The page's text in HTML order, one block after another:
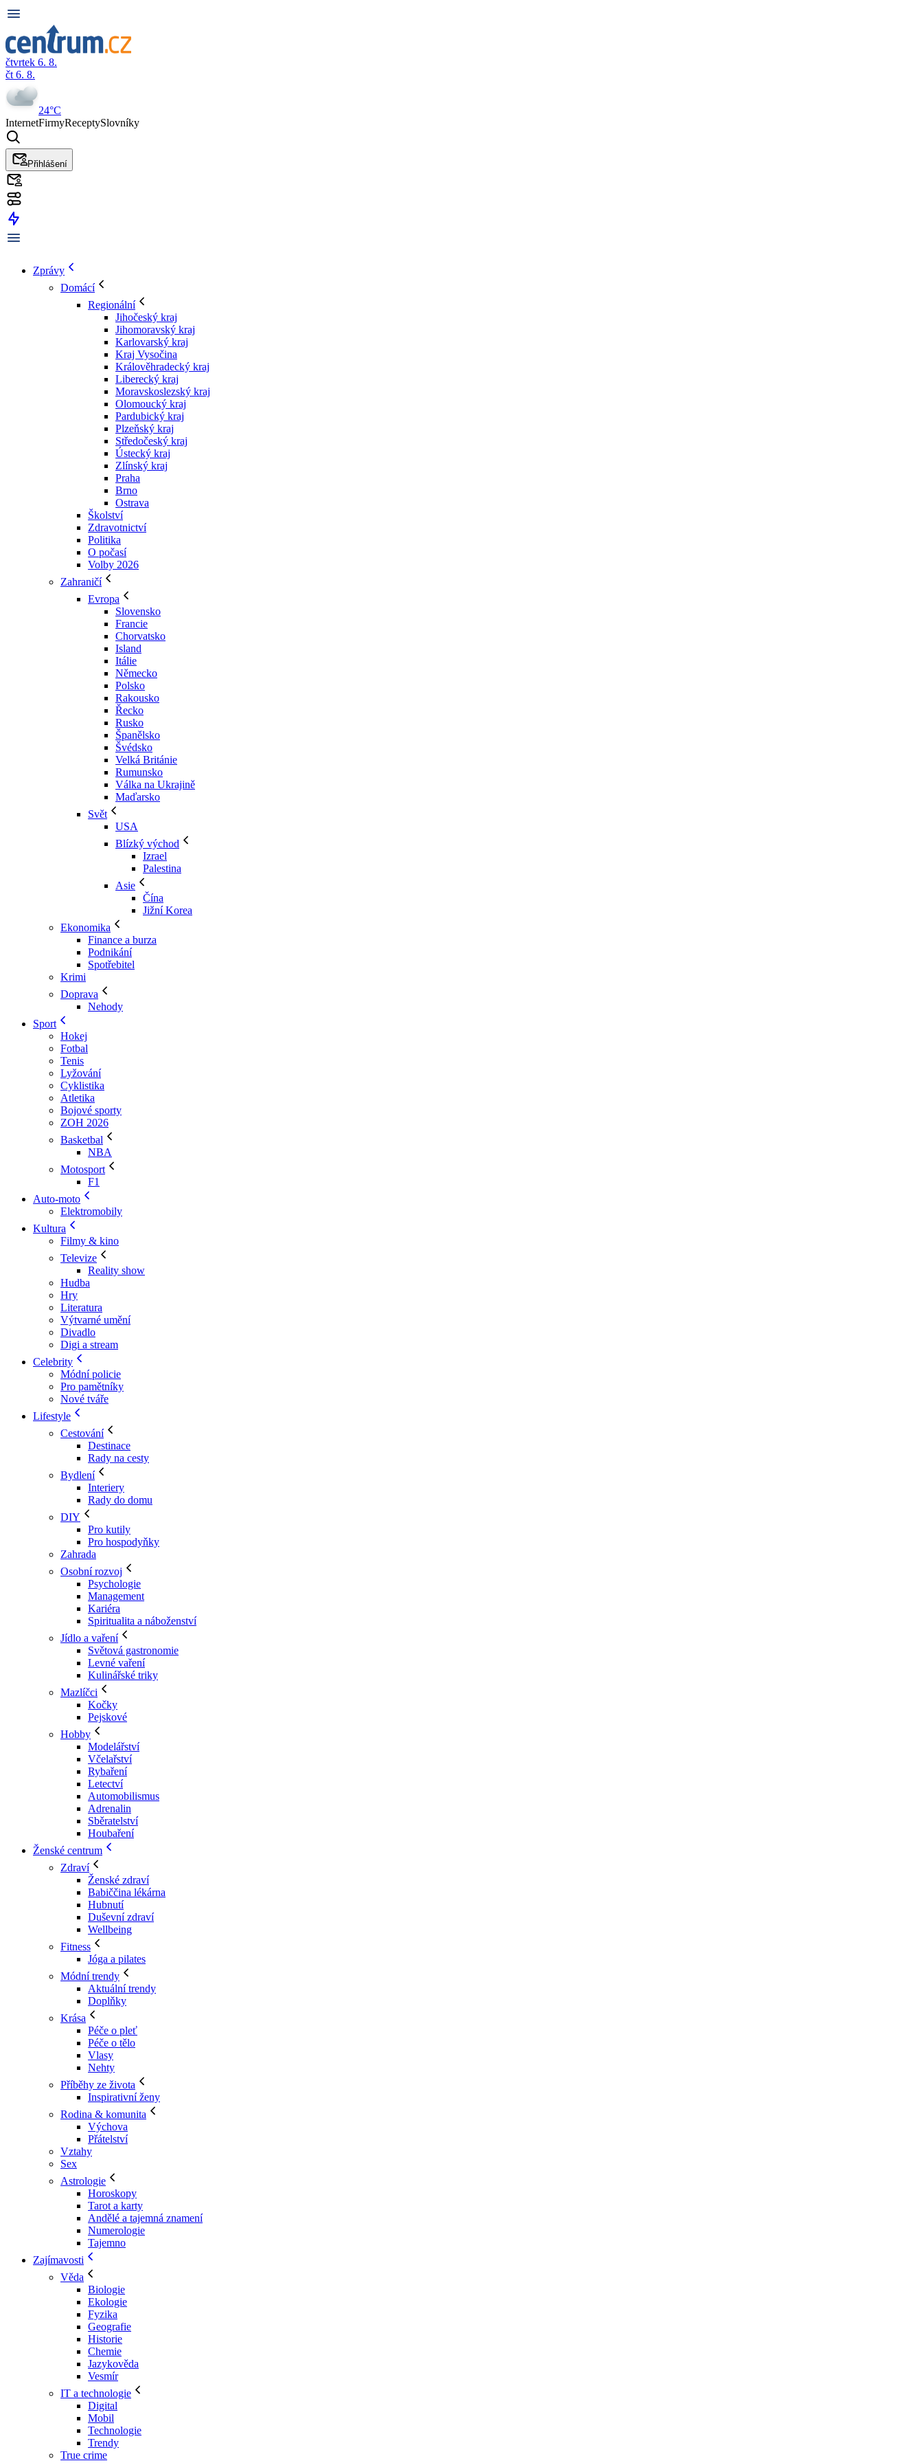
čtvrtek 6. 8.
čt 6. 8.
24°C
InternetFirmyReceptySlovníky
Přihlášení
Zprávy
Domácí
Regionální
Jihočeský kraj
Jihomoravský kraj
Karlovarský kraj
Kraj Vysočina
Králověhradecký kraj
Liberecký kraj
Moravskoslezský kraj
Olomoucký kraj
Pardubický kraj
Plzeňský kraj
Středočeský kraj
Ústecký kraj
Zlínský kraj
Praha
Brno
Ostrava
Školství
Zdravotnictví
Politika
O počasí
Volby 2026
Zahraničí
Evropa
Slovensko
Francie
Chorvatsko
Island
Itálie
Německo
Polsko
Rakousko
Řecko
Rusko
Španělsko
Švédsko
Velká Británie
Rumunsko
Válka na Ukrajině
Maďarsko
Svět
USA
Blízký východ
Izrael
Palestina
Asie
Čína
Jižní Korea
Ekonomika
Finance a burza
Podnikání
Spotřebitel
Krimi
Doprava
Nehody
Sport
Hokej
Fotbal
Tenis
Lyžování
Cyklistika
Atletika
Bojové sporty
ZOH 2026
Basketbal
NBA
Motosport
F1
Auto-moto
Elektromobily
Kultura
Filmy & kino
Televize
Reality show
Hudba
Hry
Literatura
Výtvarné umění
Divadlo
Digi a stream
Celebrity
Módní policie
Pro pamětníky
Nové tváře
Lifestyle
Cestování
Destinace
Rady na cesty
Bydlení
Interiery
Rady do domu
DIY
Pro kutily
Pro hospodyňky
Zahrada
Osobní rozvoj
Psychologie
Management
Kariéra
Spiritualita a náboženství
Jídlo a vaření
Světová gastronomie
Levné vaření
Kulinářské triky
Mazlíčci
Kočky
Pejskové
Hobby
Modelářství
Včelařství
Rybaření
Letectví
Automobilismus
Adrenalin
Sběratelství
Houbaření
Ženské centrum
Zdraví
Ženské zdraví
Babiččina lékárna
Hubnutí
Duševní zdraví
Wellbeing
Fitness
Jóga a pilates
Módní trendy
Aktuální trendy
Doplňky
Krása
Péče o pleť
Péče o tělo
Vlasy
Nehty
Příběhy ze života
Inspirativní ženy
Rodina & komunita
Výchova
Přátelství
Vztahy
Sex
Astrologie
Horoskopy
Tarot a karty
Andělé a tajemná znamení
Numerologie
Tajemno
Zajímavosti
Věda
Biologie
Ekologie
Fyzika
Geografie
Historie
Chemie
Jazykověda
Vesmír
IT a technologie
Digital
Mobil
Technologie
Trendy
True crime